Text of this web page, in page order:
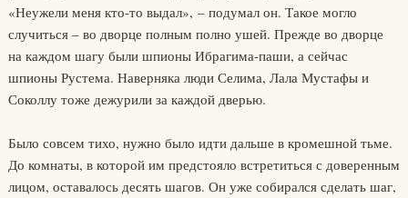
«Неужели меня кто-то выдал», – подумал он. Такое могло
случиться – во дворце полным полно ушей. Прежде во дворце
на каждом шагу были шпионы Ибрагима-паши, а сейчас
шпионы Рустема. Наверняка люди Селима, Лала Мустафы и
Соколлу тоже дежурили за каждой дверью.
Было совсем тихо, нужно было идти дальше в кромешной тьме.
До комнаты, в которой им предстояло встретиться с доверенным
лицом, оставалось десять шагов. Он уже собирался сделать шаг,